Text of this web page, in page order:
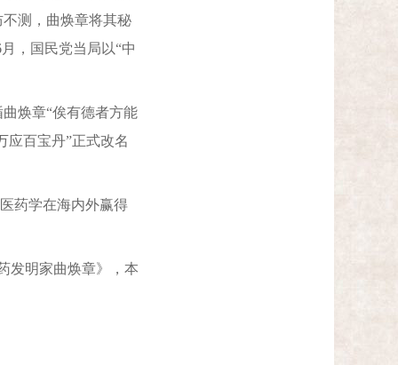
测，曲焕章将其秘
，国民党当局以“中
焕章“俟有德者方能
应百宝丹”正式改名
药学在海内外赢得
发明家曲焕章》，本